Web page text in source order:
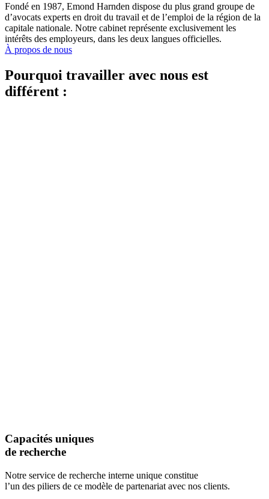
Fondé en 1987, Emond Harnden dispose du plus grand groupe de
d’avocats experts en droit du travail et de l’emploi de la région de la
capitale nationale. Notre cabinet représente exclusivement les
intérêts des employeurs, dans les deux langues officielles.
À propos de nous
Pourquoi travailler avec nous est
différent :
Capacités uniques
de recherche
Notre service de recherche interne unique constitue
l’un des piliers de ce modèle de partenariat avec nos clients.